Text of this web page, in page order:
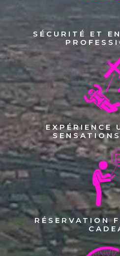
SÉCURITÉ ET
EXPÉRIENCE
RÉSERVATION